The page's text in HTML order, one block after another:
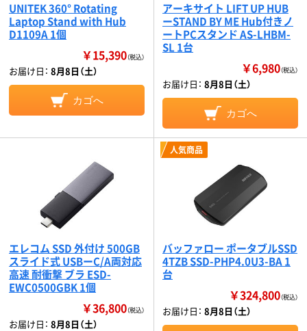
UNITEK 360° Rotating
Laptop Stand with Hub
D1109A 1個
￥15,390（税込）
お届け日： 8月8日（土）
カゴへ
アーキサイト LIFT UP HUB
ーSTAND BY ME Hub付きノ
ートPCスタンド AS-LHBM-
SL 1台
￥6,980（税込）
お届け日： 8月8日（土）
カゴへ
エレコム SSD 外付け 500GB
スライド式 USBーC/A両対応
高速 耐衝撃 ブラ ESD-
EWC0500GBK 1個
￥36,800（税込）
お届け日： 8月8日（土）
人気商品
バッファロー ポータブルSSD
4TZB SSD-PHP4.0U3-BA 1
台
￥324,800（税込）
お届け日： 8月8日（土）